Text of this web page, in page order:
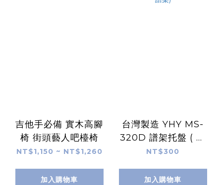
吉他手必備 實木高腳
椅 街頭藝人吧檯椅
NT$1,150 ~ NT$1,260
加入購物車
台灣製造 YHY MS-
320D 譜架托盤 ( 任
何品牌都可加裝 不含
NT$300
加入購物車